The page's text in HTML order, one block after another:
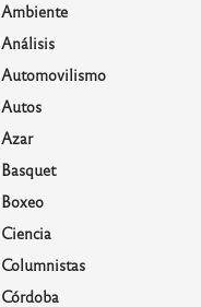
Ambiente
Análisis
Automovilismo
Autos
Azar
Basquet
Boxeo
Ciencia
Columnistas
Córdoba